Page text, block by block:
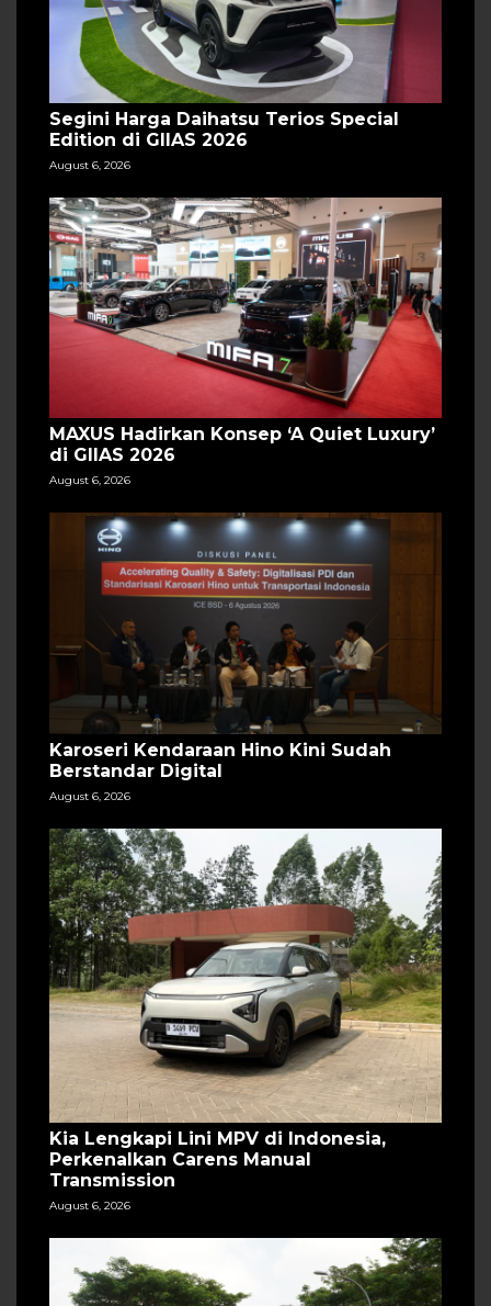
Segini Harga Daihatsu Terios Special
Edition di GIIAS 2026
August 6, 2026
MAXUS Hadirkan Konsep ‘A Quiet Luxury’
di GIIAS 2026
August 6, 2026
Karoseri Kendaraan Hino Kini Sudah
Berstandar Digital
August 6, 2026
Kia Lengkapi Lini MPV di Indonesia,
Perkenalkan Carens Manual
Transmission
August 6, 2026